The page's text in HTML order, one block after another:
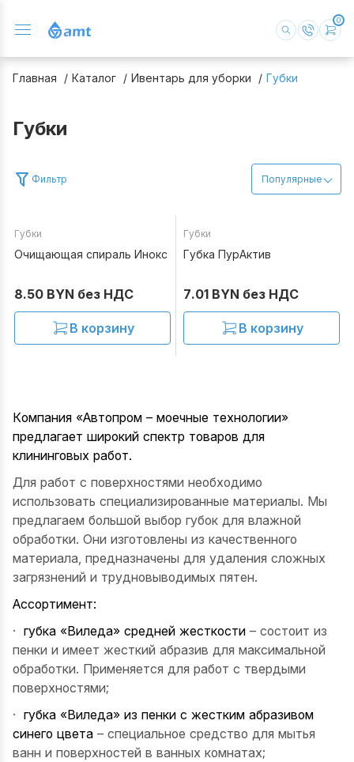
0
Главная Каталог Ивентарь для уборки Губки
Губки
Фильтр Популярные
Губки
Очищающая спираль Инокс
8.50 BYN без НДС
В корзину
Губки
Губка ПурАктив
7.01 BYN без НДС
В корзину
Компания «Автопром – моечные технологии»
предлагает широкий спектр товаров для
клининговых работ.
Для работ с поверхностями необходимо
использовать специализированные материалы. Мы
предлагаем большой выбор губок для влажной
обработки. Они изготовлены из качественного
материала, предназначены для удаления сложных
загрязнений и трудновыводимых пятен.
Ассортимент:
· губка «Виледа» средней жесткости – состоит из
пенки и имеет жесткий абразив для максимальной
обработки. Применяется для работ с твердыми
поверхностями;
· губка «Виледа» из пенки с жестким абразивом
синего цвета – специальное средство для мытья
ванн и поверхностей в ванных комнатах;